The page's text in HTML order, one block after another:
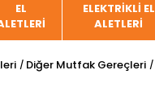
EL
ELEKTRİKLİ EL
ALETLERİ
Diğer Mutfak Gereçleri